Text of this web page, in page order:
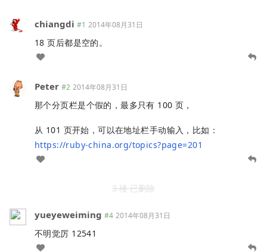
chiangdi #1 2014年08月31日
18 页后都是空的。
Peter #2 2014年08月31日
那个分页栏是个假的，最多只有 100 页，
从 101 页开始，可以在地址栏手动输入，比如：
https://ruby-china.org/topics?page=201
3 楼 已删除
yueyeweiming #4 2014年08月31日
不明觉厉 12541